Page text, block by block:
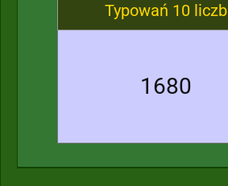
Typowań 10 liczb
1680